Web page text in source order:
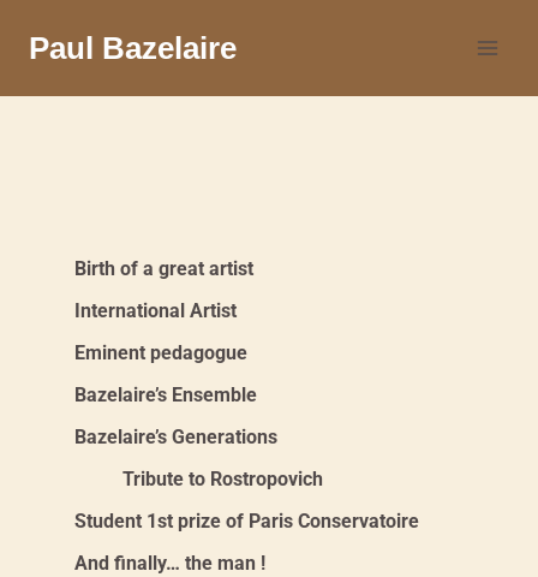
Paul Bazelaire
Birth of a great artist
International Artist
Eminent pedagogue
Bazelaire’s Ensemble
Bazelaire’s Generations
Tribute to Rostropovich
Student 1st prize of Paris Conservatoire
And finally… the man !